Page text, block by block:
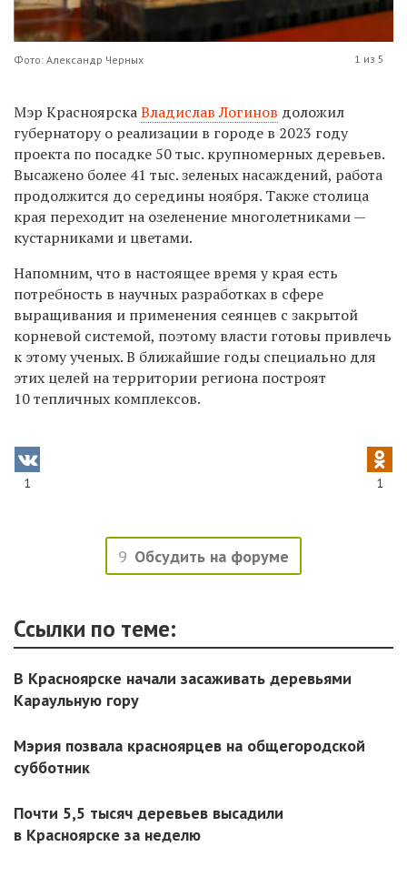
Фото: Александр Черных 1 из 5
Мэр КрасноярскаВладислав Логинов доложил
губернатору о реализации в городе в 2023 году
проекта по посадке 50 тыс. крупномерных деревьев.
Высажено более 41 тыс. зеленых насаждений, работа
продолжится до середины ноября. Также столица
края переходит на озеленение многолетниками —
кустарниками и цветами.
Напомним, что в настоящее время у края есть
потребность в научных разработках в сфере
выращивания и применения сеянцев с закрытой
корневой системой, поэтому власти готовы привлечь
к этому ученых. В ближайшие годы специально для
этих целей на территории региона построят
10 тепличных комплексов.
1 1
9 Обсудить на форуме
Ссылки по теме:
В Красноярске начали засаживать деревьями
Караульную гору
Мэрия позвала красноярцев на общегородской
субботник
Почти 5,5 тысяч деревьев высадили
в Красноярске за неделю